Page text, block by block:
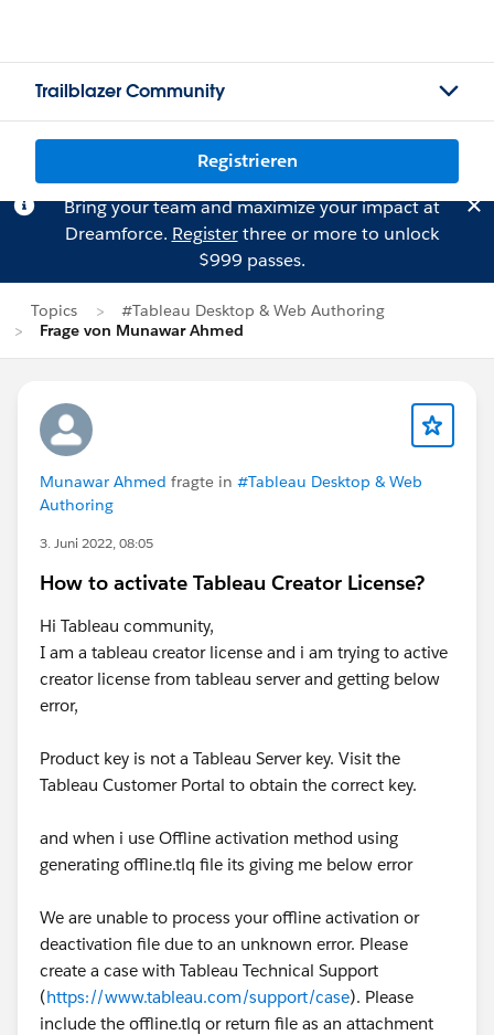
Trailblazer Community
Registrieren
Bring your team and maximize your impact at
Dreamforce. Registerthree or more to unlock
$999 passes.
Topics
#Tableau Desktop & Web Authoring
Frage von Munawar Ahmed
Munawar Ahmed fragte in #Tableau Desktop & Web
Authoring
3. Juni 2022, 08:05
How to activate Tableau Creator License?
Hi Tableau community,
I am a tableau creator license and i am trying to active
creator license from tableau server and getting below
error,
Product key is not a Tableau Server key. Visit the
Tableau Customer Portal to obtain the correct key.
and when i use Offline activation method using
generating offline.tlq file its giving me below error
We are unable to process your offline activation or
deactivation file due to an unknown error. Please
create a case with Tableau Technical Support
(https://www.tableau.com/support/case). Please
include the offline.tlq or return file as an attachment